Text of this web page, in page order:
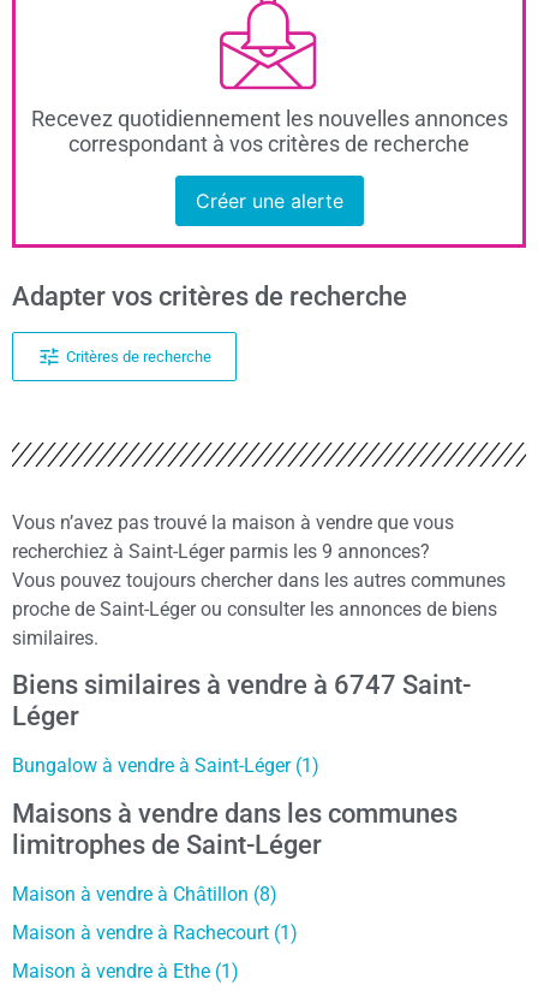
Recevez quotidiennement les nouvelles annonces
correspondant à vos critères de recherche
Créer une alerte
Adapter vos critères de recherche
Critères de recherche
Vous n’avez pas trouvé la maison à vendre que vous
recherchiez à Saint-Léger parmis les 9 annonces?
Vous pouvez toujours chercher dans les autres communes
proche de Saint-Léger ou consulter les annonces de biens
similaires.
Biens similaires à vendre à 6747 Saint-
Léger
Bungalow à vendre à Saint-Léger (1)
Maisons à vendre dans les communes
limitrophes de Saint-Léger
Maison à vendre à Châtillon (8)
Maison à vendre à Rachecourt (1)
Maison à vendre à Ethe (1)